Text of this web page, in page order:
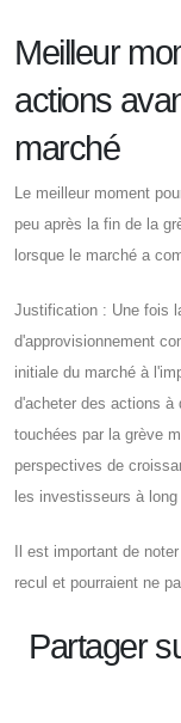
Meilleur
actions
marché
Le meilleur moment
peu après la fin de la
lorsque le marché a
Justification : Une fois
d'approvisionnement
initiale du marché à
d'acheter des actions à
touchées par la grève
perspectives de
les investisseurs à long
Il est important de
recul et pourraient ne
Partager